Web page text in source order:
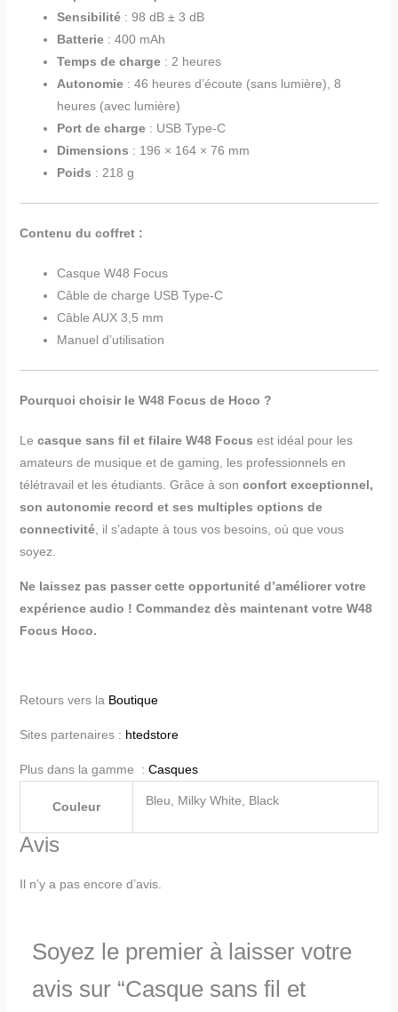
Sensibilité: 98 dB ± 3 dB
Batterie: 400 mAh
Temps de charge: 2 heures
Autonomie: 46 heures d’écoute (sans lumière), 8
heures (avec lumière)
Port de charge: USB Type-C
Dimensions : 196 × 164 × 76 mm
Poids : 218 g
Contenu du coffret :
Casque W48 Focus
Câble de charge USB Type-C
Câble AUX 3,5 mm
Manuel d’utilisation
Pourquoi choisir le W48 Focus de Hoco ?
Le casque sans fil et filaire W48 Focus est idéal pour les
amateurs de musique et de gaming, les professionnels en
télétravail et les étudiants. Grâce à son confort exceptionnel,
son autonomie record et ses multiples options de
connectivité, il s’adapte à tous vos besoins, où que vous
soyez.
Ne laissez pas passer cette opportunité d’améliorer votre
expérience audio ! Commandez dès maintenant votre W48
Focus Hoco.
Retours vers la Boutique
Sites partenaires : htedstore
Plus dans la gamme : Casques
Couleur Bleu, Milky White, Black
Avis
Il n’y a pas encore d’avis.
Soyez le premier à laisser votre
avis sur “Casque sans fil et